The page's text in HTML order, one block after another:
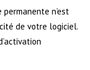
n’est
de votre logiciel.